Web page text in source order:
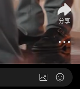
分享